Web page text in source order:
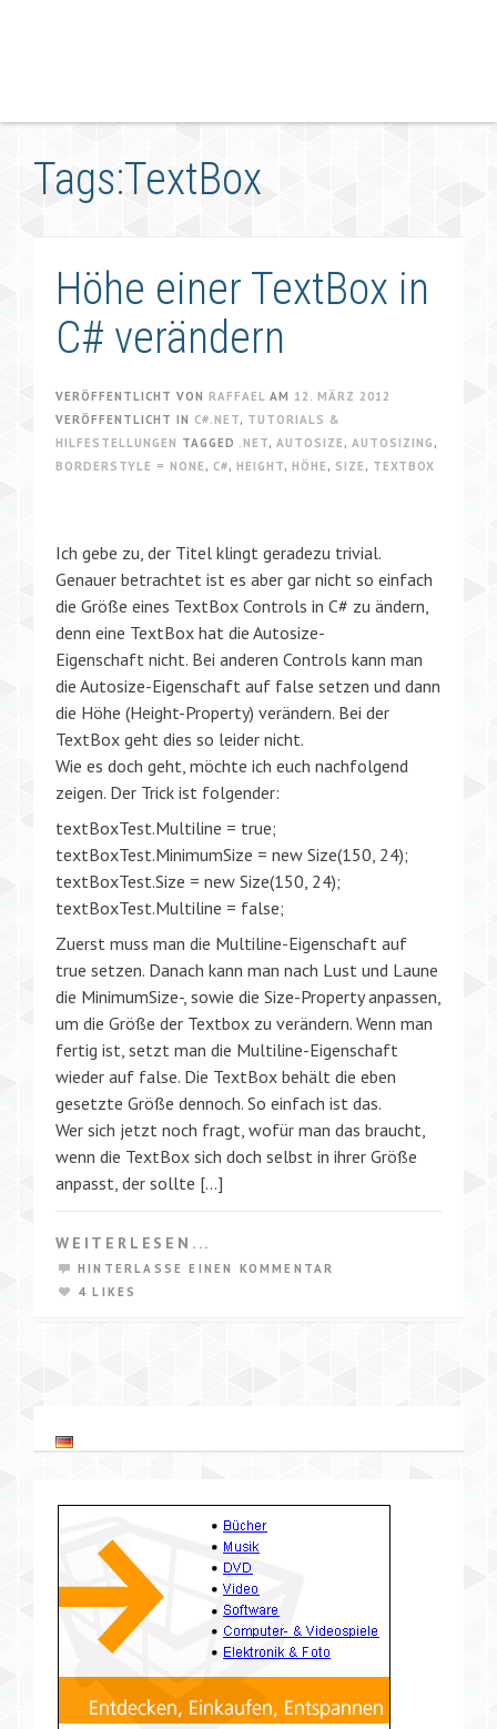
Tags:TextBox
Höhe einer TextBox in
C# verändern
VERÖFFENTLICHT VON RAFFAEL AM 12. MÄRZ 2012
VERÖFFENTLICHT IN C#.NET, TUTORIALS &
HILFESTELLUNGEN TAGGED .NET, AUTOSIZE , AUTOSIZING ,
BORDERSTYLE = NONE , C#, HEIGHT, HÖHE , SIZE , TEXTBOX
Ich gebe zu, der Titel klingt geradezu trivial.
Genauer betrachtet ist es aber gar nicht so einfach
die Größe eines TextBox Controls in C# zu ändern,
denn eine TextBox hat die Autosize-
Eigenschaft nicht. Bei anderen Controls kann man
die Autosize-Eigenschaft auf false setzen und dann
die Höhe (Height-Property) verändern. Bei der
TextBox geht dies so leider nicht.
Wie es doch geht, möchte ich euch nachfolgend
zeigen. Der Trick ist folgender:
textBoxTest.Multiline = true;
textBoxTest.MinimumSize = new Size(150, 24);
textBoxTest.Size = new Size(150, 24);
textBoxTest.Multiline = false;
Zuerst muss man die Multiline-Eigenschaft auf
true setzen. Danach kann man nach Lust und Laune
die MinimumSize-, sowie die Size-Property anpassen,
um die Größe der Textbox zu verändern. Wenn man
fertig ist, setzt man die Multiline-Eigenschaft
wieder auf false. Die TextBox behält die eben
gesetzte Größe dennoch. So einfach ist das.
Wer sich jetzt noch fragt, wofür man das braucht,
wenn die TextBox sich doch selbst in ihrer Größe
anpasst, der sollte […]
WEITERLESEN...
HINTERLASSE EINEN KOMMENTAR
4 LIKES